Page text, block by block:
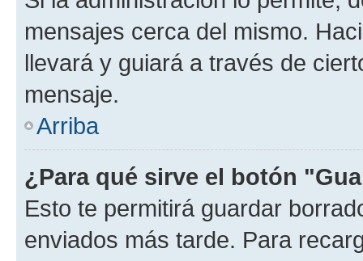
mensajes cerca del mismo.
llevará y guiará a través de
mensaje.
Arriba
¿Para qué sirve el botón
Esto te permitirá guardar
enviados más tarde. Para